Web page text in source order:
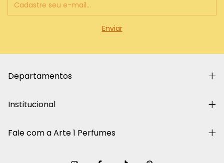
Departamentos
Institucional
Fale com a Arte 1 Perfumes